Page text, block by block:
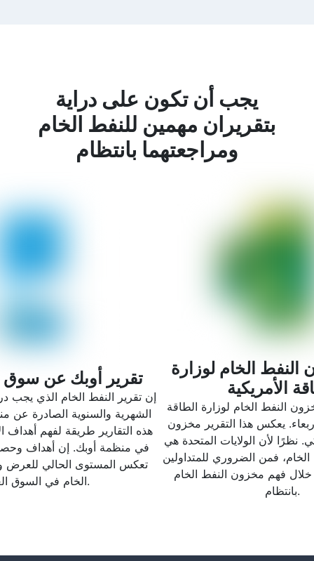
يجب أن تكون على دراية
بتقريران مهمين للنفط الخام
ومراجعتهما بانتظام
النفط الخام لوزارة
الأمريكية
النفط الخام لوزارة الطاقة
يعكس هذا التقرير مخزون
نظرًا لأن الولايات المتحدة هي
فمن الضروري للمتداولين
فهم مخزون النفط الخام
بانتظام.
تقرير أوبك عن سوق
إن تقرير النفط الخام الذي يجب
الشهرية والسنوية الصادرة عن
هذه التقارير طريقة لفهم أهداف
في منظمة أوبك. إن أهداف
تعكس المستوى الحالي للعرض
الخام في السوق العالمية.